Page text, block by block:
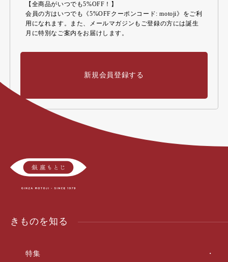
【全商品がいつでも5%OFF！】
会員の方はいつでも《5%OFFクーポンコード: motoji》をご利
用になれます。また、メールマガジンもご登録の方には誕生
月に特別なご案内をお届けします。
新規会員登録する
きものを知る
特集